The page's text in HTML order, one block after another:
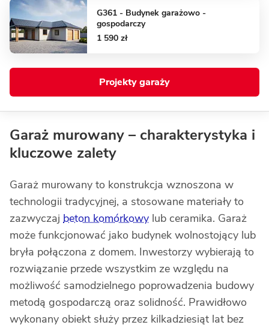
G361 - Budynek garażowo -
gospodarczy
1 590 zł
Projekty garaży
Garaż murowany – charakterystyka i
kluczowe zalety
Garaż murowany to konstrukcja wznoszona w
technologii tradycyjnej, a stosowane materiały to
zazwyczaj beton komórkowy lub ceramika. Garaż
może funkcjonować jako budynek wolnostojący lub
bryła połączona z domem. Inwestorzy wybierają to
rozwiązanie przede wszystkim ze względu na
możliwość samodzielnego poprowadzenia budowy
metodą gospodarczą oraz solidność. Prawidłowo
wykonany obiekt służy przez kilkadziesiąt lat bez